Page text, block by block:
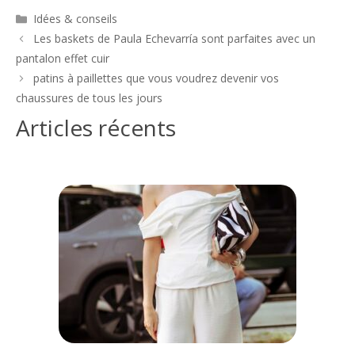
Catégories
Idées & conseils
Navigation
des
articles
Les baskets de Paula Echevarría sont parfaites avec un
pantalon effet cuir
patins à paillettes que vous voudrez devenir vos
chaussures de tous les jours
Articles récents